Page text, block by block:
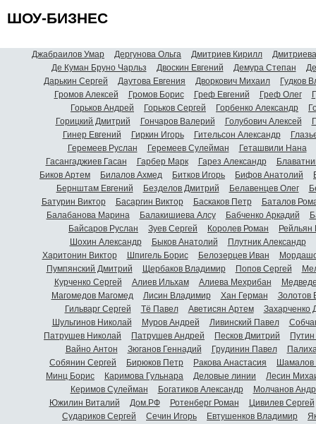
ШОУ-БИЗНЕС
Джабраилов Умар Дергунова Ольга Дмитриев Кирилл
Де Куман Бруно Чарльз
Двоскин Евгений Демура Степан
Дарькин Сергей
Даутова Евгения Дворкович Михаил
Гудков
Громов Алексей
Громов Борис Греф Евгений Греф Олег
Горьков Андрей
Горьков Сергей Горбенко Александр
Горицкий Дмитрий
Гончаров Валерий Голубович Алексей
Гинер Евгений
Гиркин Игорь Гительсон Александр
Геремеев Руслан
Геремеев Сулейман
Геташвили Нана
Гасангаджиев Гасан
Гарбер Марк Гарез Александр
Биков Артем
Билалов Ахмед Битков Игорь Бифов Анатолий
Бернштам Евгений
Безделов Дмитрий Белавенцев Олег
Батурин Виктор
Басаргин Виктор Баскаков Петр
Баталов
Балабанова Марина
Балакишиева Алсу Бабченко Аркадий
Байсаров Руслан
Зуев Сергей Королев Роман
Шохин Александр
Быков Анатолий Плутник Александр
Харитонин Виктор
Шпигель Борис Белозерцев Иван
Пумпянский Дмитрий
Щербаков Владимир Попов Сергей
Курченко Сергей
Алиев Ильхам Алиева Мехрибан
Магомедов Магомед
Лисин Владимир Хан Герман
Золотов
Гильварг Сергей
Тё Павел Аветисян Артем
Захарченко
Шульгинов Николай
Муров Андрей Ливинский Павел
Патрушев Николай
Патрушев Андрей Песков Дмитрий
Вайно Антон
Зюганов Геннадий Грудинин Павел
Собянин Сергей
Бирюков Петр Ракова Анастасия
Шамалов
Минц Борис
Каримова Гульнара Деловые линии
Лесин
Керимов Сулейман
Богатиков Александр
Молчанов
Южилин Виталий
Дом.РФ Ротенберг Роман
Цивилев Сергей
Судариков Сергей
Сечин Игорь Евтушенков Владимир